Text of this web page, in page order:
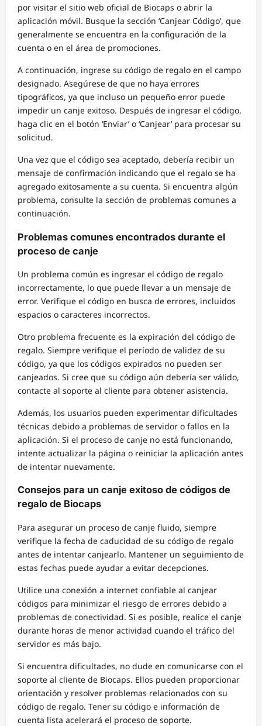
por visitar el sitio web oficial de Biocaps o abrir la
aplicación móvil. Busque la sección ‘Canjear Código’, que
generalmente se encuentra en la configuración de la
cuenta o en el área de promociones.
A continuación, ingrese su código de regalo en el campo
designado. Asegúrese de que no haya errores
tipográficos, ya que incluso un pequeño error puede
impedir un canje exitoso. Después de ingresar el código,
haga clic en el botón ‘Enviar’ o ‘Canjear’ para procesar su
solicitud.
Una vez que el código sea aceptado, debería recibir un
mensaje de confirmación indicando que el regalo se ha
agregado exitosamente a su cuenta. Si encuentra algún
problema, consulte la sección de problemas comunes a
continuación.
Problemas comunes encontrados durante el
proceso de canje
Un problema común es ingresar el código de regalo
incorrectamente, lo que puede llevar a un mensaje de
error. Verifique el código en busca de errores, incluidos
espacios o caracteres incorrectos.
Otro problema frecuente es la expiración del código de
regalo. Siempre verifique el período de validez de su
código, ya que los códigos expirados no pueden ser
canjeados. Si cree que su código aún debería ser válido,
contacte al soporte al cliente para obtener asistencia.
Además, los usuarios pueden experimentar dificultades
técnicas debido a problemas de servidor o fallos en la
aplicación. Si el proceso de canje no está funcionando,
intente actualizar la página o reiniciar la aplicación antes
de intentar nuevamente.
Consejos para un canje exitoso de códigos de
regalo de Biocaps
Para asegurar un proceso de canje fluido, siempre
verifique la fecha de caducidad de su código de regalo
antes de intentar canjearlo. Mantener un seguimiento de
estas fechas puede ayudar a evitar decepciones.
Utilice una conexión a internet confiable al canjear
códigos para minimizar el riesgo de errores debido a
problemas de conectividad. Si es posible, realice el canje
durante horas de menor actividad cuando el tráfico del
servidor es más bajo.
Si encuentra dificultades, no dude en comunicarse con el
soporte al cliente de Biocaps. Ellos pueden proporcionar
orientación y resolver problemas relacionados con su
código de regalo. Tener su código e información de
cuenta lista acelerará el proceso de soporte.